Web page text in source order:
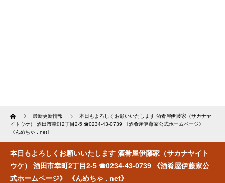
Home 最新更新情報
本日もよろしくお願いいたします 酒肴屋伊藤家（サカナヤ
イトウケ） 酒田市幸町2丁目2-5 ☎︎0234-43-0739 《酒肴屋伊藤家公式ホームページ》
《んめちゃ . net》
本日もよろしくお願いいたします 酒肴屋伊藤家（サカナヤイト
ウケ） 酒田市幸町2丁目2-5 ☎︎0234-43-0739 《酒肴屋伊藤家公
式ホームページ》 《んめちゃ . net》